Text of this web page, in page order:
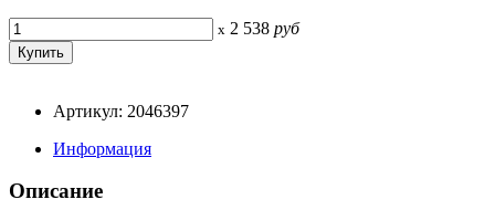
x 2 538 руб
Артикул: 2046397
Информация
Описание